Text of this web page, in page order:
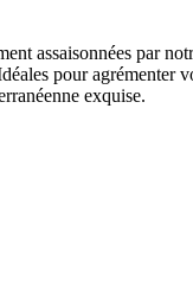
assaisonnées par
pour agrémenter
exquise.